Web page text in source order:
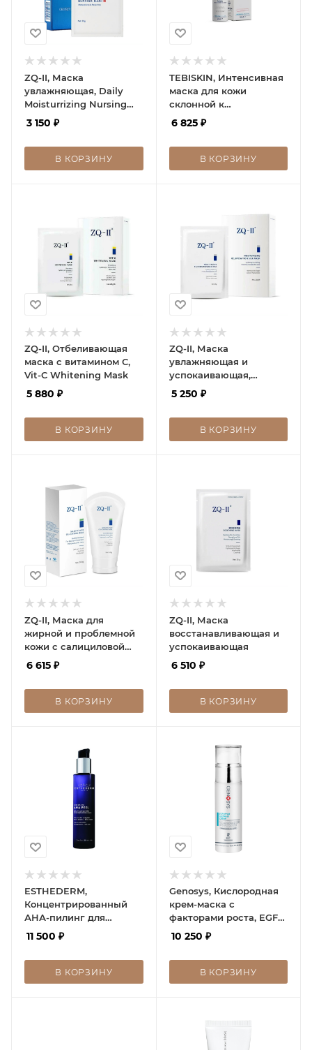
ZQ-II, Маска
увлажняющая, Daily
Moisturrizing Nursing
Mask
3 150 ₽
В КОРЗИНУ
TEBISKIN, Интенсивная
маска для кожи
склонной к
проявлениям купероза
и покраснений,
6 825₽
В КОРЗИНУ
ZQ-II, Отбеливающая
маска с витамином С,
Vit-C Whitening Mask
5 880 ₽
В КОРЗИНУ
ZQ-II, Маска
увлажняющая и
успокаивающая,
Moisturizing
5 250 ₽
В КОРЗИНУ
ZQ-II, Маска для
жирной и проблемной
кожи с салициловой
кислотой, Salicylic Acid
Oil Control Mask
6 615 ₽
В КОРЗИНУ
ZQ-II, Маска
восстанавливающая и
успокаивающая
6 510 ₽
В КОРЗИНУ
ESTHEDERM,
Концентрированный
АНА-пилинг для
обновления кожи 12%,
11 500 ₽
В КОРЗИНУ
Genosys, Кислородная
крем-маска с
факторами роста, EGF
Repair Oxymask Cream
10 250 ₽
В КОРЗИНУ